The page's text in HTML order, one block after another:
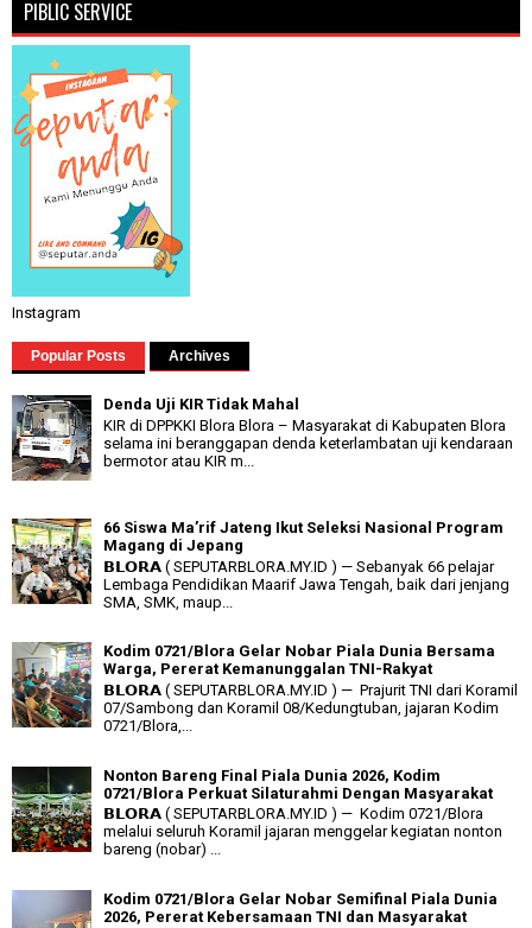
PIBLIC SERVICE
Instagram
Popular Posts Archives
Denda Uji KIR Tidak Mahal
KIR di DPPKKI Blora Blora – Masyarakat di Kabupaten Blora
selama ini beranggapan denda keterlambatan uji kendaraan
bermotor atau KIR m...
66 Siswa Ma’rif Jateng Ikut Seleksi Nasional Program
Magang di Jepang
𝗕𝗟𝗢𝗥𝗔 ( SEPUTARBLORA.MY.ID ) — Sebanyak 66 pelajar
Lembaga Pendidikan Maarif Jawa Tengah, baik dari jenjang
SMA, SMK, maup...
Kodim 0721/Blora Gelar Nobar Piala Dunia Bersama
Warga, Pererat Kemanunggalan TNI-Rakyat
𝗕𝗟𝗢𝗥𝗔 ( SEPUTARBLORA.MY.ID ) — Prajurit TNI dari Koramil
07/Sambong dan Koramil 08/Kedungtuban, jajaran Kodim
0721/Blora,...
Nonton Bareng Final Piala Dunia 2026, Kodim
0721/Blora Perkuat Silaturahmi Dengan Masyarakat
𝗕𝗟𝗢𝗥𝗔 ( SEPUTARBLORA.MY.ID ) — Kodim 0721/Blora
melalui seluruh Koramil jajaran menggelar kegiatan nonton
bareng (nobar) ...
Kodim 0721/Blora Gelar Nobar Semifinal Piala Dunia
2026, Pererat Kebersamaan TNI dan Masyarakat